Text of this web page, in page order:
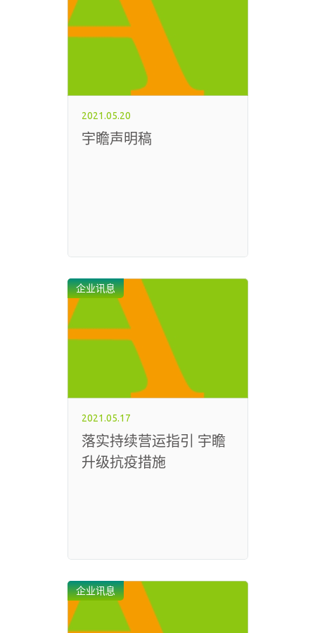
2021.05.20
宇瞻声明稿
企业讯息
2021.05.17
落实持续营运指引 宇瞻
升级抗疫措施
企业讯息